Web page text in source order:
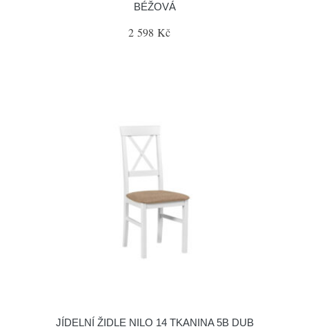
BÉŽOVÁ
2 598 Kč
JÍDELNÍ ŽIDLE NILO 14 TKANINA 5B DUB